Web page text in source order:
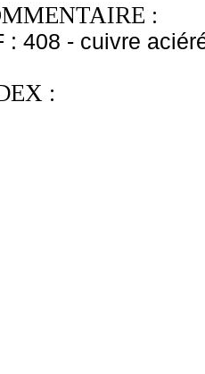
:
: 408 - cuivre
: